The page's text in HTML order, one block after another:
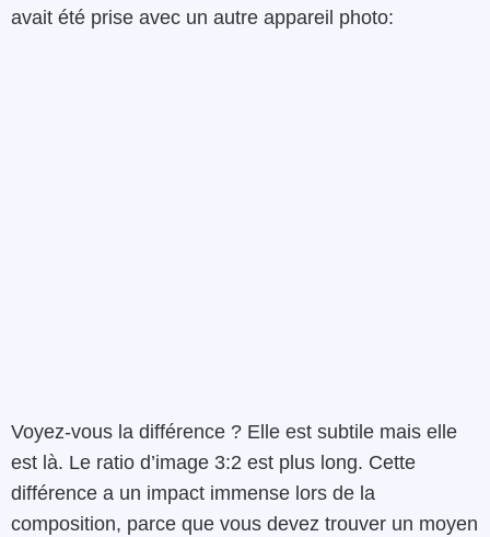
avait été prise avec un autre appareil photo:
Voyez-vous la différence ? Elle est subtile mais elle
est là. Le ratio d’image 3:2 est plus long. Cette
différence a un impact immense lors de la
composition, parce que vous devez trouver un moyen